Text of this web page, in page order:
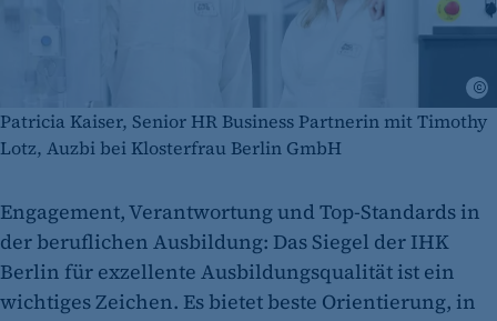
Patricia Kaiser, Senior HR Business Partnerin mit Timothy
Lotz, Auzbi bei Klosterfrau Berlin GmbH
Engagement, Verantwortung und Top-Standards in
der beruflichen Ausbildung: Das Siegel der IHK
Berlin für exzellente Ausbildungsqualität ist ein
wichtiges Zeichen. Es bietet beste Orientierung, in